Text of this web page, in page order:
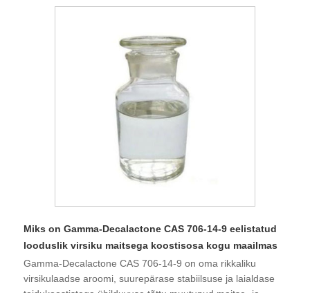
Miks on Gamma-Decalactone CAS 706-14-9 eelistatud
looduslik virsiku maitsega koostisosa kogu maailmas
Gamma-Decalactone CAS 706-14-9 on oma rikkaliku
virsikulaadse aroomi, suurepärase stabiilsuse ja laialdase